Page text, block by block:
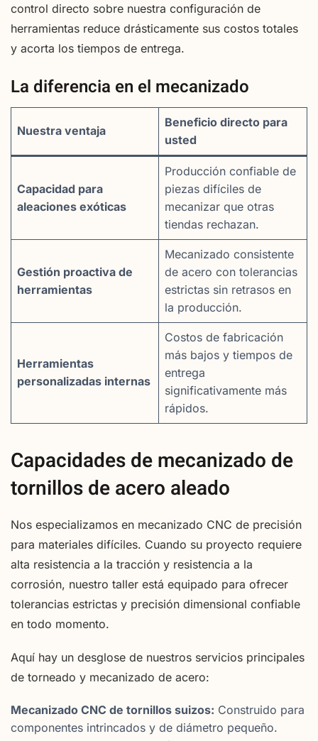
control directo sobre nuestra configuración de
herramientas reduce drásticamente sus costos totales
y acorta los tiempos de entrega.
La diferencia en el mecanizado
Nuestra ventaja
Beneficio directo para
usted
Capacidad para
aleaciones exóticas
Producción confiable de
piezas difíciles de
mecanizar que otras
tiendas rechazan.
Gestión proactiva de
herramientas
Mecanizado consistente
de acero con tolerancias
estrictas sin retrasos en
la producción.
Herramientas
personalizadas internas
Costos de fabricación
más bajos y tiempos de
entrega
significativamente más
rápidos.
Capacidades de mecanizado de
tornillos de acero aleado
Nos especializamos en mecanizado CNC de precisión
para materiales difíciles. Cuando su proyecto requiere
alta resistencia a la tracción y resistencia a la
corrosión, nuestro taller está equipado para ofrecer
tolerancias estrictas y precisión dimensional confiable
en todo momento.
Aquí hay un desglose de nuestros servicios principales
de torneado y mecanizado de acero:
Mecanizado CNC de tornillos suizos: Construido para
componentes intrincados y de diámetro pequeño.